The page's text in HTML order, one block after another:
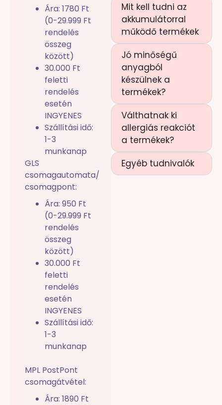
Ára: 1780 Ft
(0-29.999 Ft
rendelés
összeg
között)
30.000 Ft
feletti
rendelés
esetén
INGYENES
Szállítási idő:
1-3
munkanap
GLS
csomagautomata/
csomagpont:
Ára: 950 Ft
(0-29.999 Ft
rendelés
összeg
között)
30.000 Ft
feletti
rendelés
esetén
INGYENES
Szállítási idő:
1-3
munkanap
MPL PostPont
csomagátvétel:
Ára: 1890 Ft
Mit kell tudni az
akkumulátorral
működő termékek
Jó minőségű
anyagból
készülnek a
termékek?
Válthatnak ki
allergiás reakciót
a termékek?
Egyéb tudnivalók